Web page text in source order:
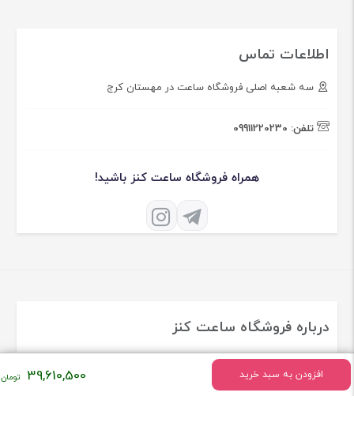
افزودن به سبد خرید 39,610,500
اطلاعات تماس
سه شعبه اصلی فروشگاه ساعت در مهستان کرج
تلفن: 09911220230
همراه فروشگاه ساعت کنز باشید!
درباره فروشگاه ساعت کنز
ساعت های اورجینال و برند معروف دنیا شروع کرد